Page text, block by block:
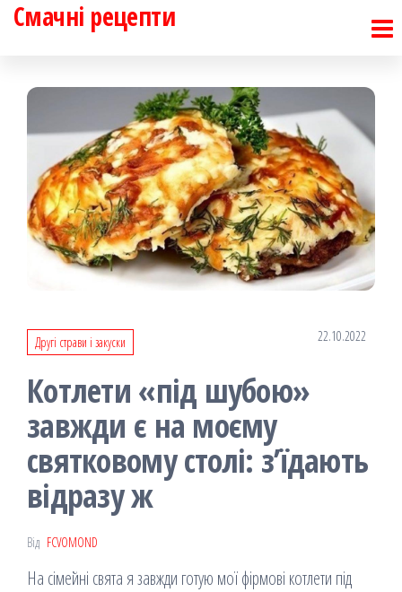
Перейти
Смачні рецепти
Другі страви і закуски 22.10.2022
Котлети «під шубою»
завжди є на моєму
святковому столі: з’їдають
відразу ж
Від FCVOMOND
На сімейні свята я завжди готую мої фірмові котлети під